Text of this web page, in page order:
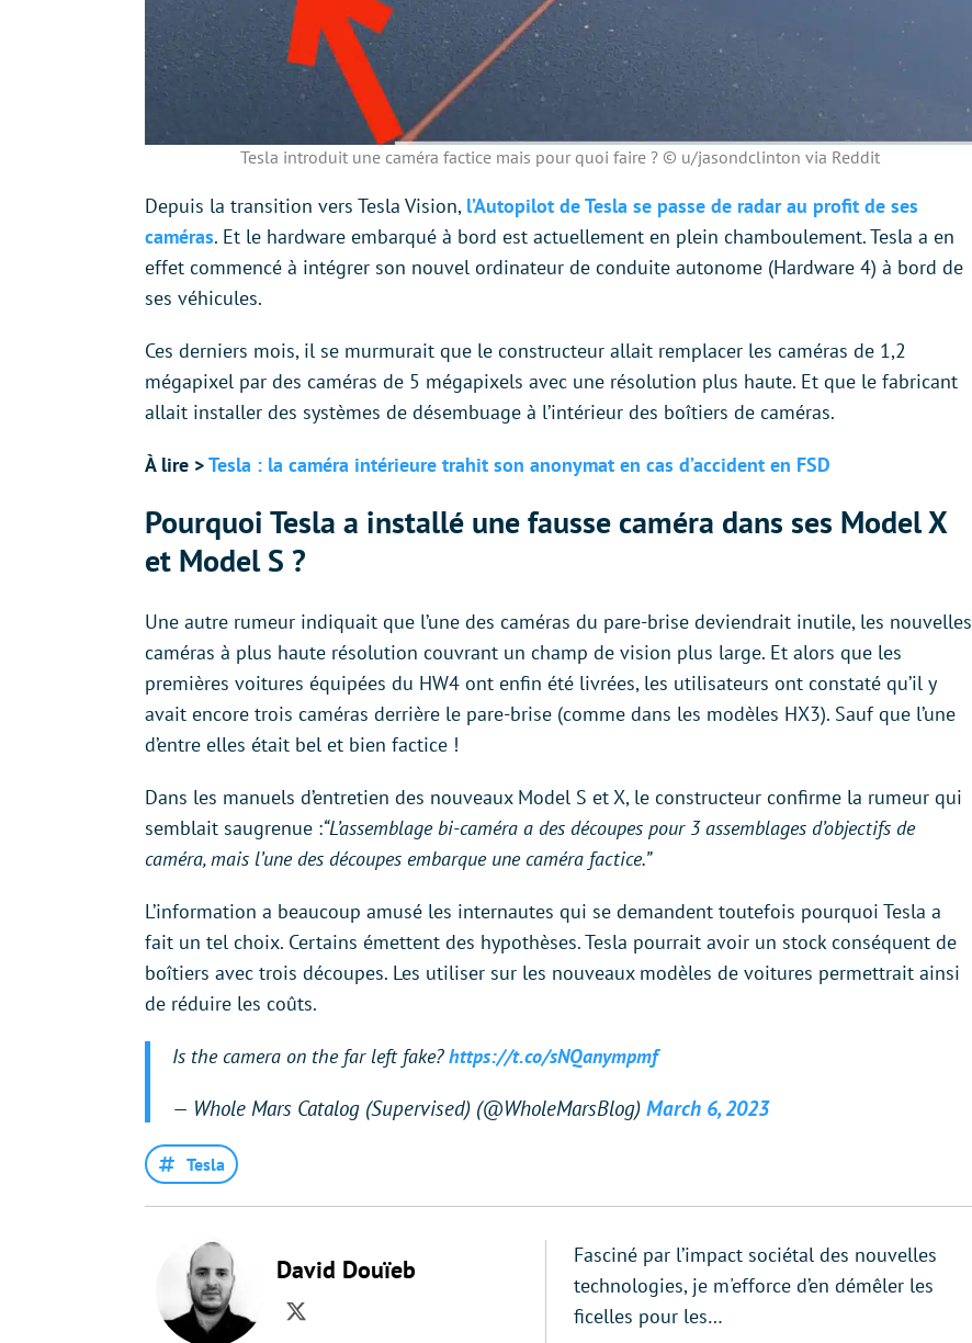
Tesla introduit une caméra factice mais pour quoi faire ? © u/jasondclinton via Reddit
Depuis la transition vers Tesla Vision, l’Autopilot de Tesla se passe de radar au profit de ses
caméras. Et le hardware embarqué à bord est actuellement en plein chamboulement. Tesla a en
effet commencé à intégrer son nouvel ordinateur de conduite autonome (Hardware 4) à bord de
ses véhicules.
Ces derniers mois, il se murmurait que le constructeur allait remplacer les caméras de 1,2
mégapixel par des caméras de 5 mégapixels avec une résolution plus haute. Et que le fabricant
allait installer des systèmes de désembuage à l’intérieur des boîtiers de caméras.
À lire >Tesla : la caméra intérieure trahit son anonymat en cas d’accident en FSD
Pourquoi Tesla a installé une fausse caméra dans ses Model X
et Model S ?
Une autre rumeur indiquait que l’une des caméras du pare-brise deviendrait inutile, les nouvelles
caméras à plus haute résolution couvrant un champ de vision plus large. Et alors que les
premières voitures équipées du HW4 ont enfin été livrées, les utilisateurs ont constaté qu’il y
avait encore trois caméras derrière le pare-brise (comme dans les modèles HX3). Sauf que l’une
d’entre elles était bel et bien factice !
Dans les manuels d’entretien des nouveaux Model S et X, le constructeur confirme la rumeur qui
semblait saugrenue :“L’assemblage bi-caméra a des découpes pour 3 assemblages d’objectifs de
caméra, mais l’une des découpes embarque une caméra factice.”
L’information a beaucoup amusé les internautes qui se demandent toutefois pourquoi Tesla a
fait un tel choix. Certains émettent des hypothèses. Tesla pourrait avoir un stock conséquent de
boîtiers avec trois découpes. Les utiliser sur les nouveaux modèles de voitures permettrait ainsi
de réduire les coûts.
Is the camera on the far left fake?https://t.co/sNQanympmf
— Whole Mars Catalog (Supervised) (@WholeMarsBlog) March 6, 2023
Tesla
David Douïeb
Twitter
Fasciné par l’impact sociétal des nouvelles
technologies, je m'efforce d’en démêler les
ficelles pour les…